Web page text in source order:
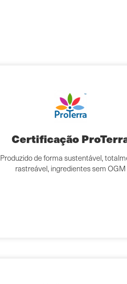
Certificação
Produzido de forma sustentável,
rastreável, ingredientes sem OGM